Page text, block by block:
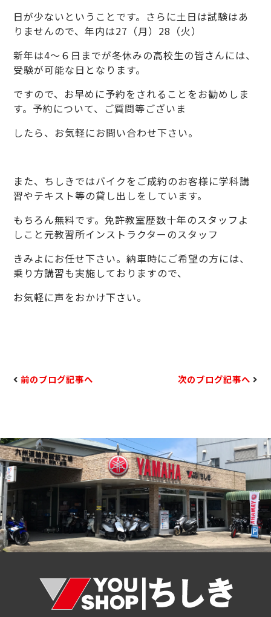
日が少ないということです。さらに土日は試験はあ
りませんので、年内は27（月）28（火）
新年は4～６日までが冬休みの高校生の皆さんには、
受験が可能な日となります。
ですので、お早めに予約をされることをお勧めしま
す。予約について、ご質問等ございま
したら、お気軽にお問い合わせ下さい。
また、ちしきではバイクをご成約のお客様に学科講
習やテキスト等の貸し出しをしています。
もちろん無料です。免許教室歴数十年のスタッフよ
しこと元教習所インストラクターのスタッフ
きみよにお任せ下さい。納車時にご希望の方には、
乗り方講習も実施しておりますので、
お気軽に声をおかけ下さい。
前のブログ記事へ 次のブログ記事へ